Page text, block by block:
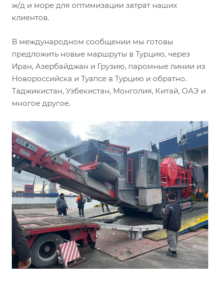
ж/д и море для оптимизации затрат наших
клиентов.
В международном сообщении мы готовы
предложить новые маршруты в Турцию, через
Иран, Азербайджан и Грузию, паромные линии из
Новороссийска и Туапсе в Турцию и обратно.
Таджикистан, Узбекистан, Монголия, Китай, ОАЭ и
многое другое.